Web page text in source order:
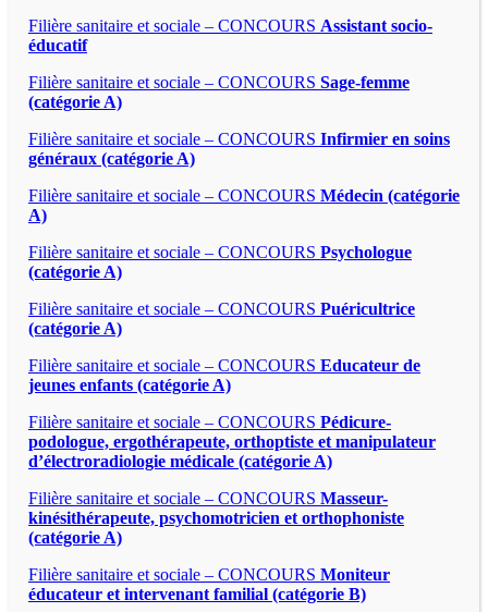
Filière sanitaire et sociale – CONCOURS Assistant socio-
éducatif
Filière sanitaire et sociale – CONCOURS Sage-femme
(catégorie A)
Filière sanitaire et sociale – CONCOURS Infirmier en soins
généraux (catégorie A)
Filière sanitaire et sociale – CONCOURS Médecin (catégorie
A)
Filière sanitaire et sociale – CONCOURS Psychologue
(catégorie A)
Filière sanitaire et sociale – CONCOURS Puéricultrice
(catégorie A)
Filière sanitaire et sociale – CONCOURS Educateur de
jeunes enfants (catégorie A)
Filière sanitaire et sociale – CONCOURS Pédicure-
podologue, ergothérapeute, orthoptiste et manipulateur
d’électroradiologie médicale (catégorie A)
Filière sanitaire et sociale – CONCOURS Masseur-
kinésithérapeute, psychomotricien et orthophoniste
(catégorie A)
Filière sanitaire et sociale – CONCOURS Moniteur
éducateur et intervenant familial (catégorie B)